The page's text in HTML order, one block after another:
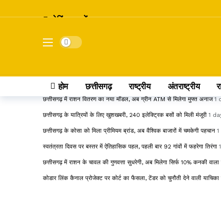
ब्रेकिंग खबरें
छत्तीसगढ़ में 24 IFS अधिकारियों का तबादला, रायपुर से बस्तर तक बदले DFO और
सांवले रंग और नौकरी पर तानों से परेशान पति, न्याय की मांग लेकर पहुंचा अदालत 1
छत्तीसगढ़ में राशन वितरण का नया मॉडल, अब ग्रीन ATM से मिलेगा मुफ्त अनाज 1
छत्तीसगढ़ के यात्रियों के लिए खुशखबरी, 240 इलेक्ट्रिक बसों को मिली मंजूरी 1
छत्तीसगढ़ के कोसा को मिला प्रीमियम ब्रांड, अब वैश्विक बाजारों में चमकेगी पहचान
स्वतंत्रता दिवस पर बस्तर में ऐतिहासिक पहल, पहली बार 92 गांवों में फहरेगा तिरंगा
छत्तीसगढ़ में राशन के चावल की गुणवत्ता सुधरेगी, अब मिलेगा सिर्फ 10% कनकी वाला
कोडार लिंक कैनाल प्रोजेक्ट पर कोर्ट का फैसला, टेंडर को चुनौती देने वाली याचिका
Dark mode
होम छत्तीसगढ़ राष्ट्रीय अंतराष्ट्रीय